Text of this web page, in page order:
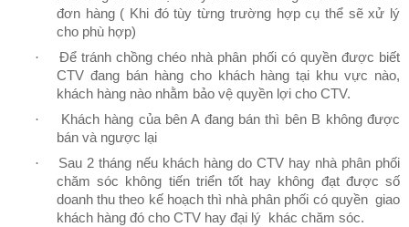
đơn hàng ( Khi đó tùy từng trường hợp cụ thể sẽ xử lý
cho phù hợp)
·
Để tránh chồng chéo nhà phân phối có quyền được biết
CTV đang bán hàng cho khách hàng tại khu vực nào,
khách hàng nào nhằm bảo vệ quyền lợi cho CTV.
·
Khách hàng của bên A đang bán thì bên B không được
bán và ngược lại
·
Sau 2 tháng nếu khách hàng do CTV hay nhà phân phối
chăm sóc không tiến triển tốt hay không đạt được số
doanh thu theo kế hoạch thì nhà phân phối có quyền giao
khách hàng đó cho CTV hay đại lý khác chăm sóc.